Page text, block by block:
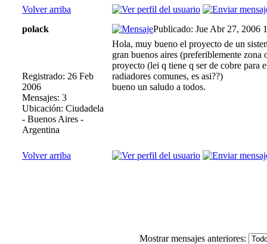
Volver arriba
polack
Publicado: Jue Abr 27, 2006
Registrado: 26 Feb
2006
Mensajes: 3
Ubicación: Ciudadela
- Buenos Aires -
Argentina
Hola, muy bueno el proyecto de un
gran buenos aires (preferiblemente
proyecto (lei q tiene q ser de cobre para
radiadores comunes, es asi??)
bueno un saludo a todos.
Volver arriba
Mostrar mensajes anteriores: